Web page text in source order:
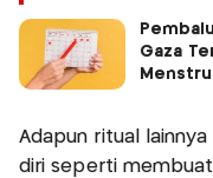
Gaza
Adapun ritual
diri seperti